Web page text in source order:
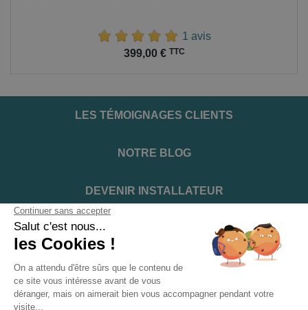
1 avis
399,00 € TTC
LES TÉMOIGNAGES CLIENTS
NOTRE BLOG
DEVENIR INSTALLATEUR
NOTRE SERVICE APRÈS VENTE
NOS PARTENAIRES OFFICIELS